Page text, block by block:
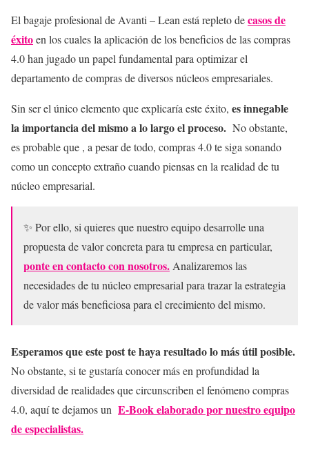
El bagaje profesional de Avanti – Lean está repleto decasos de
éxitoen los cuales la aplicación de los beneficios de las compras
4.0 han jugado un papel fundamental para optimizar el
departamento de compras de diversos núcleos empresariales.
Sin ser el único elemento que explicaría este éxito, es innegable
la importancia del mismo a lo largo el proceso. No obstante,
es probable que , a pesar de todo, compras 4.0 te siga sonando
como un concepto extraño cuando piensas en la realidad de tu
núcleo empresarial.
✨ Por ello, si quieres que nuestro equipo desarrolle una
propuesta de valor concreta para tu empresa en particular,
ponte en contacto con nosotros.Analizaremos las
necesidades de tu núcleo empresarial para trazar la estrategia
de valor más beneficiosa para el crecimiento del mismo.
Esperamos que este post te haya resultado lo más útil posible.
No obstante, si te gustaría conocer más en profundidad la
diversidad de realidades que circunscriben el fenómeno compras
4.0, aquí te dejamos un E-Book elaborado por nuestro equipo
de especialistas.